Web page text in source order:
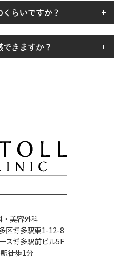
らいですか？
きますか？
・美容外科
区博多駅東1-12-8
ス博多駅前ビル5F
徒歩1分